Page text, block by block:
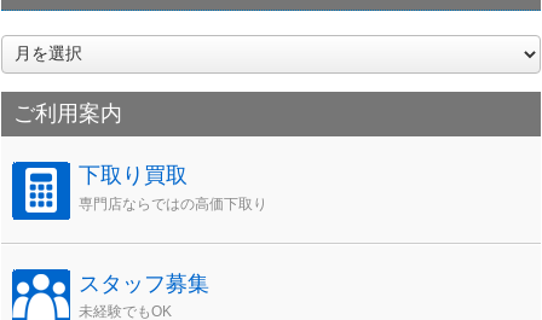
ア
ー
カ
イ
ブ
ご利用案内
下取り買取
専門店ならではの高価下取り
スタッフ募集
未経験でもOK